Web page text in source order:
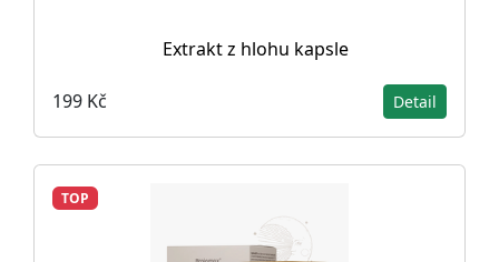
Extrakt z hlohu kapsle
199 Kč Detail
TOP